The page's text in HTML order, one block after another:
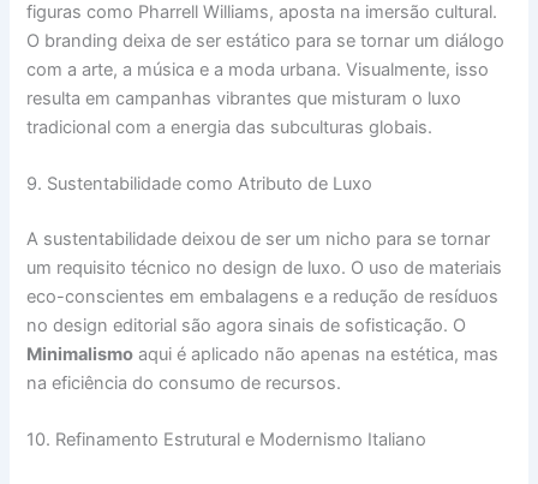
figuras como Pharrell Williams, aposta na imersão cultural.
O branding deixa de ser estático para se tornar um diálogo
com a arte, a música e a moda urbana. Visualmente, isso
resulta em campanhas vibrantes que misturam o luxo
tradicional com a energia das subculturas globais.
9. Sustentabilidade como Atributo de Luxo
A sustentabilidade deixou de ser um nicho para se tornar
um requisito técnico no design de luxo. O uso de materiais
eco-conscientes em embalagens e a redução de resíduos
no design editorial são agora sinais de sofisticação. O
Minimalismo aqui é aplicado não apenas na estética, mas
na eficiência do consumo de recursos.
10. Refinamento Estrutural e Modernismo Italiano